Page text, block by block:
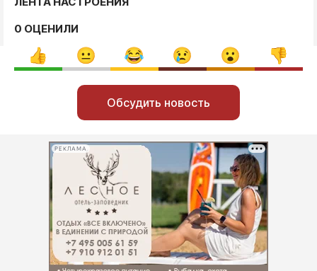
0 ОЦЕНИЛИ
Обсудить новость
РЕКЛАМА